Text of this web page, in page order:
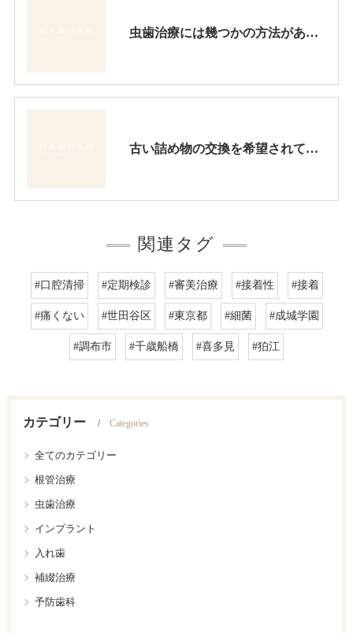
虫歯治療には幾つかの方法がありますが、歯が長持ちする精密な治療方法を採るべきです。
古い詰め物の交換を希望されて来院されましたので、一度に二本の歯を綺麗に治療しました。
関連タグ
#口腔清掃 #定期検診 #審美治療 #接着性 #接着
#痛くない #世田谷区 #東京都 #細菌 #成城学園
#調布市 #千歳船橋 #喜多見 #狛江
カテゴリー Categories
全てのカテゴリー
根管治療
虫歯治療
インプラント
入れ歯
補綴治療
予防歯科